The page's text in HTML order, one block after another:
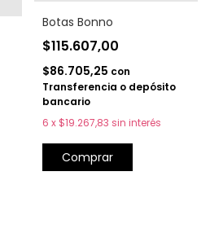
Botas Bonno
$115.607,00
$86.705,25 con
Transferencia o depósito
bancario
6 x $19.267,83 sin interés
Comprar